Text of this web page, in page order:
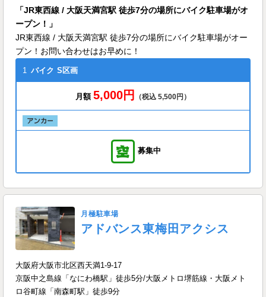
「JR東西線 / 大阪天満宮駅 徒歩7分の場所にバイク駐車場がオ
ープン！」
JR東西線 / 大阪天満宮駅 徒歩7分の場所にバイク駐車場がオー
プン！お問い合わせはお早めに！
1 バイク S区画
月額 5,000円 （税込 5,500円）
募集中
月極駐車場
アドバンス東梅田アクシス
大阪府大阪市北区西天満1-9-17
京阪中之島線「なにわ橋駅」徒歩5分/大阪メトロ堺筋線・大阪メト
ロ谷町線「南森町駅」徒歩9分